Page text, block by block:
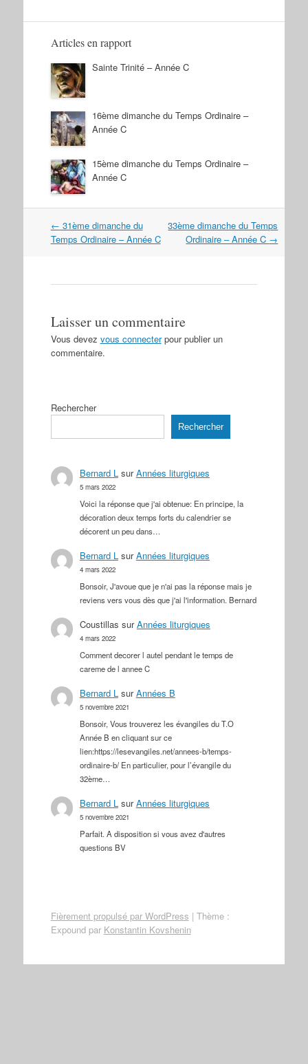
Articles en rapport
Sainte Trinité – Année C
16ème dimanche du Temps Ordinaire –
Année C
15ème dimanche du Temps Ordinaire –
Année C
Navigation
dans
← 31ème dimanche du
Temps Ordinaire – Année C
33ème dimanche du Temps
Ordinaire – Année C →
Laisser un commentaire
Vous devez vous connecterpour publier un
commentaire.
Rechercher
Rechercher
Bernard LsurAnnées liturgiques
5 mars 2022
Voici la réponse que j'ai obtenue: En principe, la
décoration deux temps forts du calendrier se
décorent un peu dans…
Bernard LsurAnnées liturgiques
4 mars 2022
Bonsoir, J'avoue que je n'ai pas la réponse mais je
reviens vers vous dès que j'ai l'information. Bernard
Coustillas surAnnées liturgiques
4 mars 2022
Comment decorer l autel pendant le temps de
careme de l annee C
Bernard LsurAnnées B
5 novembre 2021
Bonsoir, Vous trouverez les évangiles du T.O
Année B en cliquant sur ce
lien:https://lesevangiles.net/annees-b/temps-
ordinaire-b/ En particulier, pour l’évangile du
32ème…
Bernard LsurAnnées liturgiques
5 novembre 2021
Parfait. A disposition si vous avez d'autres
questions BV
Fièrement propulsé par WordPress | Thème :
Expound par Konstantin Kovshenin